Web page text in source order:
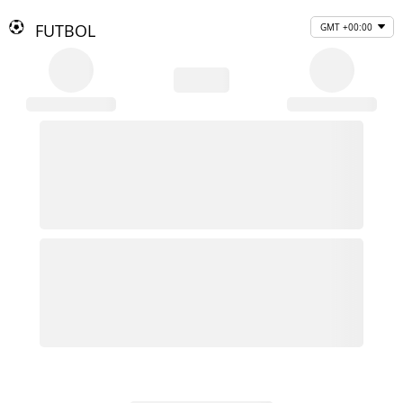
FUTBOL GMT +00:00